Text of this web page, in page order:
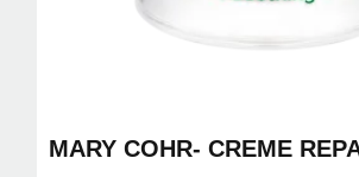
MARY COHR- CREME